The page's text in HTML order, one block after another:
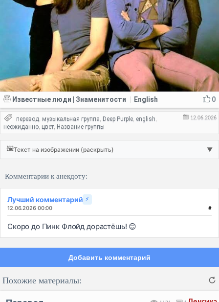
0
Известные люди | Знаменитости English
12.06.2026
перевод, музыкальная группа, Deep Purple, english,
неожиданно, цвет, Название группы
🖼️Текст на изображении (раскрыть) ▼
Комментарии к анекдоту:
Лучший комментарий ⚡
12.06.2026 00:00 #
Скоро до Пинк Флойд дорастёшь! 😊
Добавить комментарий
Похожие материалы: